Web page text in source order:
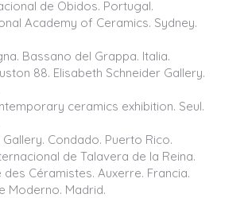
de Obidos. Portugal.
Academy of Ceramics. Sydney.
Bassano del Grappa. Italia.
88. Elisabeth Schneider Gallery.
ceramics exhibition. Seul.
Gallery. Condado. Puerto Rico.
de Talavera de la Reina.
des Céramistes. Auxerre. Francia.
Moderno. Madrid.